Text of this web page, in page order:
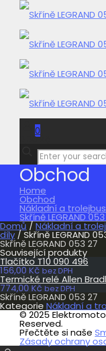
0
0,00 Kč
Obchod
Home
Obchod
Nákladní a
Skříně LEGRAND
Domů / Nákladní a
díly / Skříně LEGRAND
Skříně LEGRAND 053 27
Související produkty
Tlačítko T10 090 496
156,00 Kč bez DPH
Termické relé Allen
774,00 Kč bez DPH
Skříně LEGRAND 053 27
Kategorie Nákladní a
© 2025
Reserved.
Přečtěte si naše
Zásady ochrany